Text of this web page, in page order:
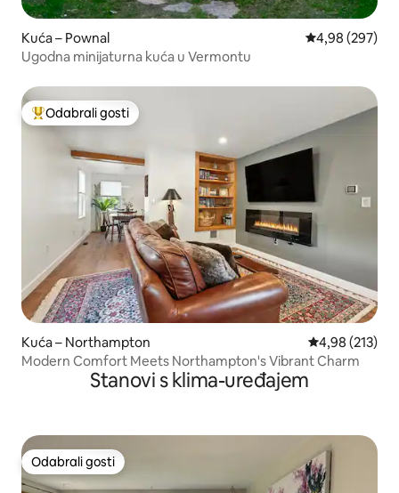
Kuća – Pownal Prosječna
4,98 (297)
Ugodna minijaturna kuća u Vermontu
Među najviše rangiranima s oznakom „Odabrali gosti”
Odabrali gosti
Kuća – Northampton Prosječna
4,98 (213)
Modern Comfort Meets Northampton's Vibrant Charm
Stanovi s klima-uređajem
Odabrali gosti
Odabrali gosti